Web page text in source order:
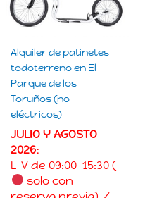
Alquiler de patinetes
todoterreno en El
Parque de los
Toruños (no
eléctricos)
JULIO Y AGOSTO
2026:
L-V de 09:00-15:30 (
solo con